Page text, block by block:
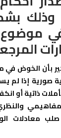
بأن الخوض
صورية إذا لم
ذاتية أو